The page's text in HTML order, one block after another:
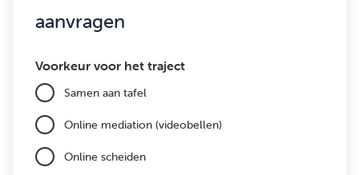
aanvragen
Voorkeur voor het traject
Samen aan tafel
Online mediation (videobellen)
Online scheiden